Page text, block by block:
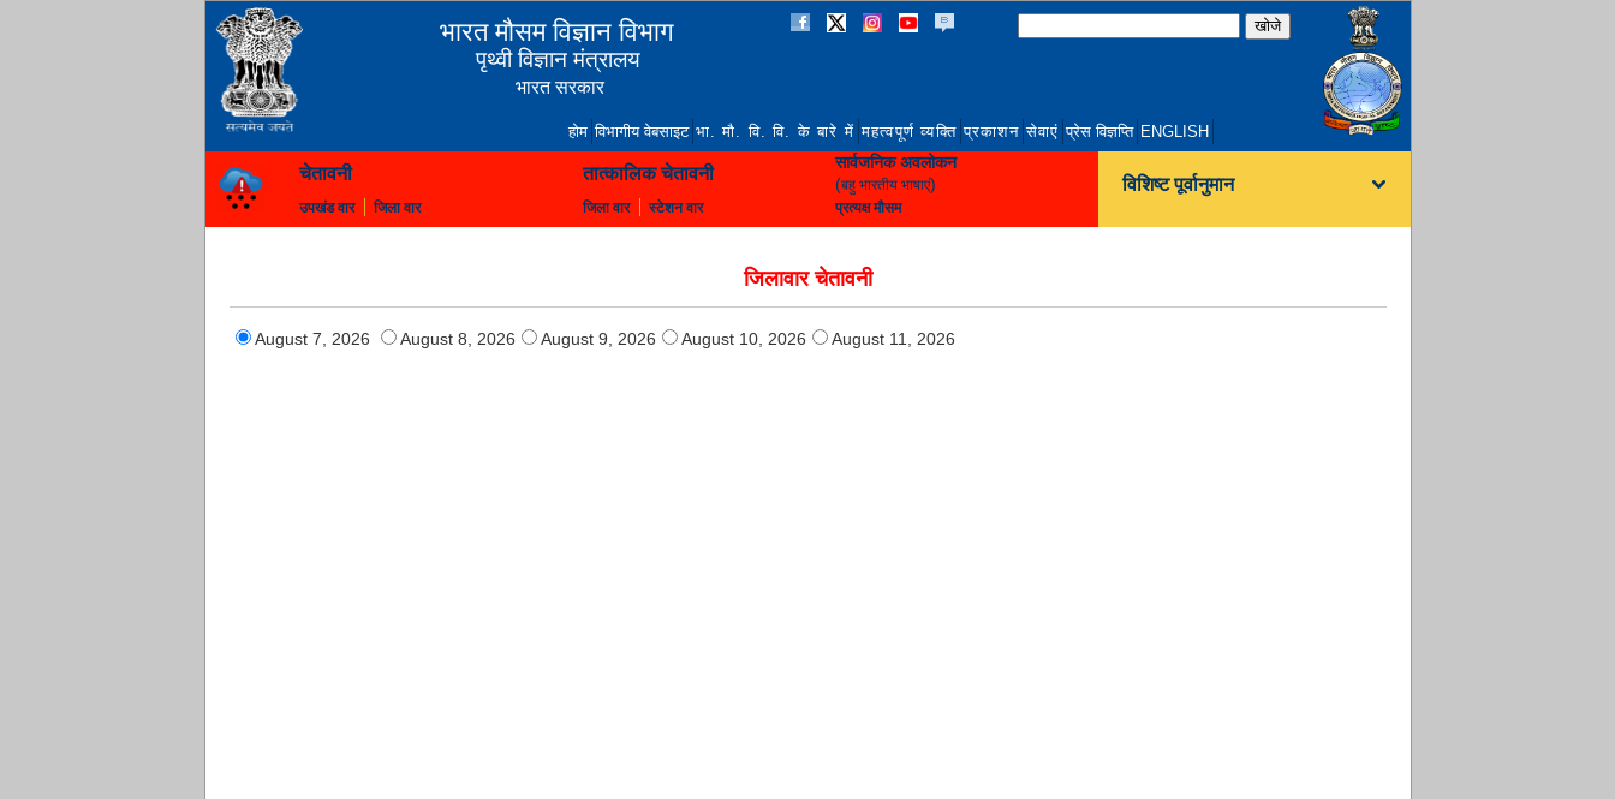
भारत मौसम विज्ञान विभाग
पृथ्वी विज्ञान मंत्रालय
भारत सरकार
होम विभागीय वेबसाइट भा. मौ. वि. वि. के बारे में महत्वपूर्ण व्यक्ति प्रकाशन सेवाएं प्रेस विज्ञप्ति ENGLISH
चेतावनी
उपखंड वार जिला वार
तात्कालिक चेतावनी
जिला वार स्टेशन वार
सार्वजनिक अवलोकन
(बहु भारतीय भाषाएं)
प्रत्यक्ष मौसम
विशिष्ट पूर्वानुमान
जिलावार चेतावनी
August 7, 2026 August 8, 2026 August 9, 2026 August 10, 2026 August 11, 2026